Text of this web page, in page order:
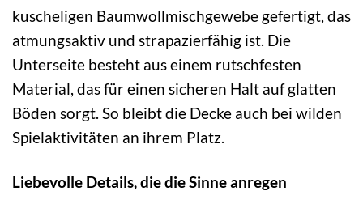
kuscheligen Baumwollmischgewebe gefertigt, das
atmungsaktiv und strapazierfähig ist. Die
Unterseite besteht aus einem rutschfesten
Material, das für einen sicheren Halt auf glatten
Böden sorgt. So bleibt die Decke auch bei wilden
Spielaktivitäten an ihrem Platz.
Liebevolle Details, die die Sinne anregen